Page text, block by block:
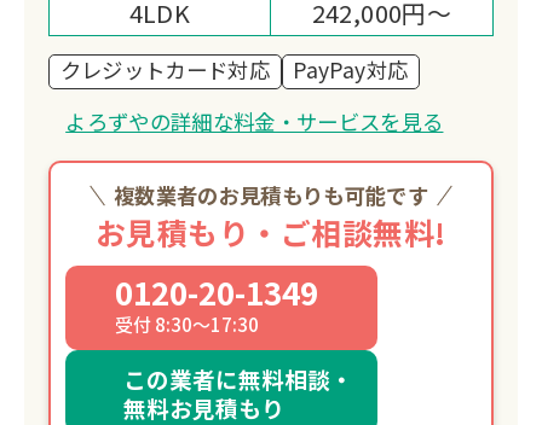
4LDK
242,000円～
クレジットカード対応
PayPay対応
よろずやの詳細な料金・サービスを見る
複数業者のお見積もりも可能です
お見積もり・ご相談無料!
0120-20-1349
受付 8:30～17:30
この業者に無料相談・
無料お見積もり